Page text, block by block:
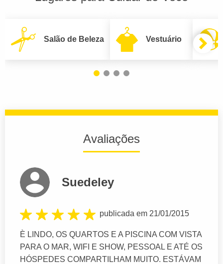
Salão de Beleza Vestuário
Avaliações
Suedeley
publicada em 21/01/2015
È LINDO, OS QUARTOS E A PISCINA COM VISTA
PARA O MAR, WIFI E SHOW, PESSOAL E ATÉ OS
HÓSPEDES COMPARTILHAM MUITO. ESTÁVAM